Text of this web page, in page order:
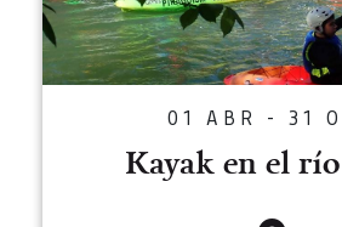
01 ABR - 31
Kayak en el